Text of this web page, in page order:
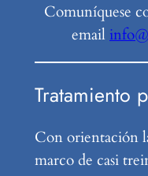
Comuníquese
email
Tratamiento
Con orientación
marco de casi